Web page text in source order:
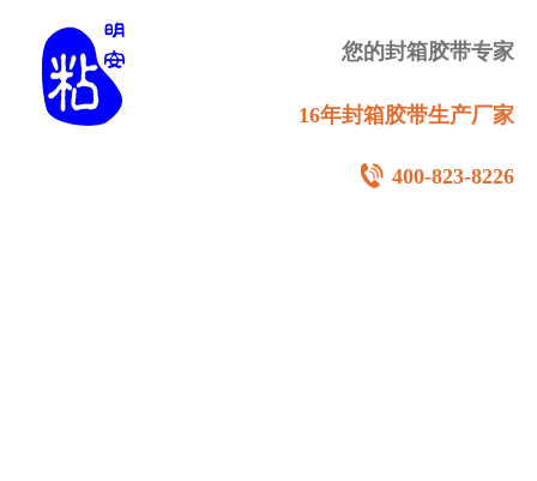
您的封箱胶带专家
16年封箱胶带生产厂家
400-823-8226